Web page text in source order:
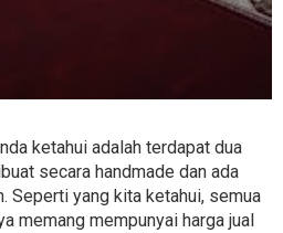
ketahui adalah terdapat dua
secara handmade dan ada
Seperti yang kita ketahui, semua
memang mempunyai harga jual